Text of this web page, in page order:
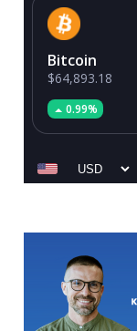
Bitcoin
$64,893.18
0.99%